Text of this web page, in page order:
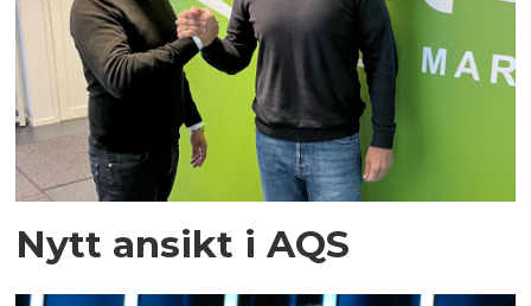
Nytt ansikt i AQS